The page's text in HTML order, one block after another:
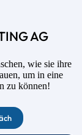
AG
wie sie ihre
um in eine
zu können!